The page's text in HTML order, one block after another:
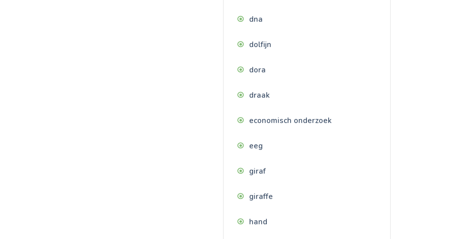
dna
dolfijn
dora
draak
economisch onderzoek
eeg
giraf
giraffe
hand